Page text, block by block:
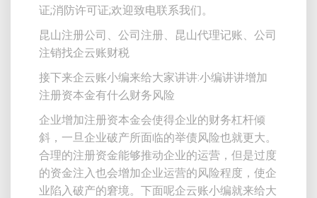
证;消防许可证;欢迎致电联系我们。
昆山注册公司、公司注册、昆山代理记账、公司
注销找企云账财税
接下来企云账小编来给大家讲讲:小编讲讲增加
注册资本金有什么财务风险
企业增加注册资本金会使得企业的财务杠杆倾
斜，一旦企业破产所面临的举债风险也就更大。
合理的注册资金能够推动企业的运营，但是过度
的资金注入也会增加企业运营的风险程度，使企
业陷入破产的窘境。下面呢企云账小编就来给大